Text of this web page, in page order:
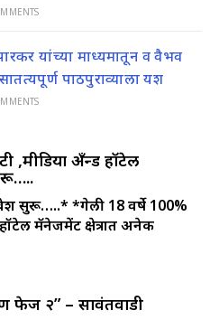
यांच्या माध्यमातून व वैभव
पाठपुराव्याला यश
,मीडिया अँन्ड हॉटेल
सुरू…..**गेली 18 वर्षे 100%
मॅनेजमेंट क्षेत्रात अनेक
फेज २” – सावंतवाडी